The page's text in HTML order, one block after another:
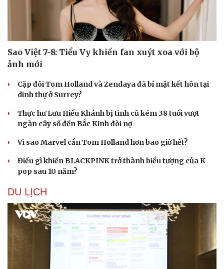
Sao Việt 7-8: Tiểu Vy khiến fan xuýt xoa với bộ
ảnh mới
Cặp đôi Tom Holland và Zendaya đã bí mật kết hôn tại
dinh thự ở Surrey?
Thực hư Lưu Hiểu Khánh bị tình cũ kém 38 tuổi vượt
ngàn cây số đến Bắc Kinh đòi nợ
Vì sao Marvel cần Tom Holland hơn bao giờ hết?
Điều gì khiến BLACKPINK trở thành biểu tượng của K-
pop sau 10 năm?
DU LỊCH